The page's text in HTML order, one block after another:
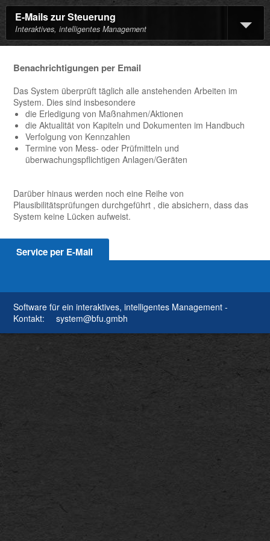
E-Mails zur Steuerung
Interaktives, intelligentes Management
Benachrichtigungen per Email
Das System überprüft täglich alle anstehenden Arbeiten im
System. Dies sind insbesondere
die Erledigung von Maßnahmen/Aktionen
die Aktualität von Kapiteln und Dokumenten im Handbuch
Verfolgung von Kennzahlen
Termine von Mess- oder Prüfmitteln und
überwachungspflichtigen Anlagen/Geräten
Darüber hinaus werden noch eine Reihe von
Plausibilitätsprüfungen durchgeführt , die absichern, dass das
System keine Lücken aufweist.
Service per E-Mail
Software für ein interaktives, intelligentes Management -
Kontakt:
system@bfu.gmbh